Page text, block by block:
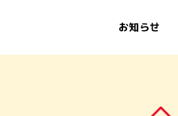
お知らせ